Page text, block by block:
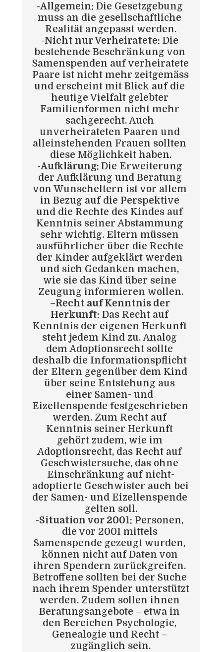
-Allgemein: Die Gesetzgebung
muss an die gesellschaftliche
Realität angepasst werden.
-Nicht nur Verheiratete: Die
bestehende Beschränkung von
Samenspenden auf verheiratete
Paare ist nicht mehr zeitgemäss
und erscheint mit Blick auf die
heutige Vielfalt gelebter
Familienformen nicht mehr
sachgerecht. Auch
unverheirateten Paaren und
alleinstehenden Frauen sollten
diese Möglichkeit haben.
-Aufklärung: Die Erweiterung
der Aufklärung und Beratung
von Wunscheltern ist vor allem
in Bezug auf die Perspektive
und die Rechte des Kindes auf
Kenntnis seiner Abstammung
sehr wichtig. Eltern müssen
ausführlicher über die Rechte
der Kinder aufgeklärt werden
und sich Gedanken machen,
wie sie das Kind über seine
Zeugung informieren wollen.
–Recht auf Kenntnis der
Herkunft: Das Recht auf
Kenntnis der eigenen Herkunft
steht jedem Kind zu. Analog
dem Adoptionsrecht sollte
deshalb die Informationspflicht
der Eltern gegenüber dem Kind
über seine Entstehung aus
einer Samen- und
Eizellenspende festgeschrieben
werden. Zum Recht auf
Kenntnis seiner Herkunft
gehört zudem, wie im
Adoptionsrecht, das Recht auf
Geschwistersuche, das ohne
Einschränkung auf nicht-
adoptierte Geschwister auch bei
der Samen- und Eizellenspende
gelten soll.
-Situation vor 2001: Personen,
die vor 2001 mittels
Samenspende gezeugt wurden,
können nicht auf Daten von
ihren Spendern zurückgreifen.
Betroffene sollten bei der Suche
nach ihrem Spender unterstützt
werden. Zudem sollen ihnen
Beratungsangebote – etwa in
den Bereichen Psychologie,
Genealogie und Recht –
zugänglich sein.